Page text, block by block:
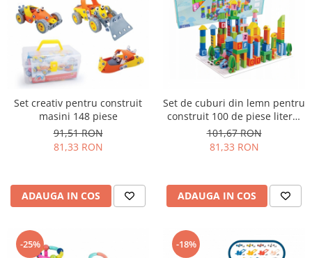
Set creativ pentru construit
masini 148 piese
91,51 RON
81,33 RON
ADAUGA IN COS
Set de cuburi din lemn pentru
construit 100 de piese litere,
numere, Oraselul inteligent.
Smart Town Blocks
101,67 RON
81,33 RON
ADAUGA IN COS
-25% -18%